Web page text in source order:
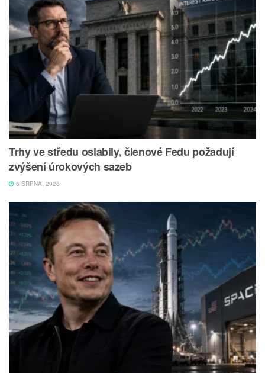
Trhy ve středu oslabily, členové Fedu požadují
zvýšení úrokových sazeb
6 SRPNA, 2026